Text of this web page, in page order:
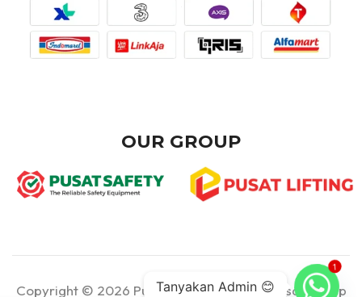
OUR GROUP
Copyright © 2026 Pusat Teknik - Part of Pusat Group
1
Tanyakan Admin 😊